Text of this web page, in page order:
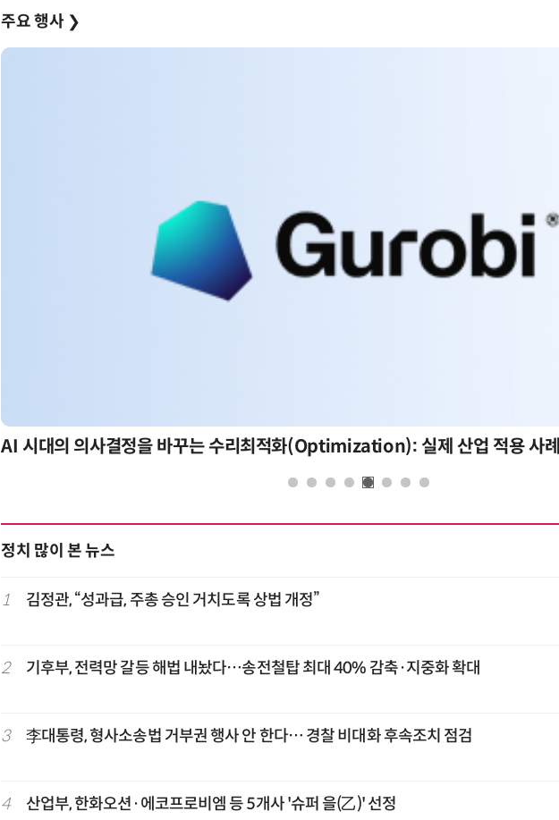
주요 행사 ❯
AI 시대의 의사결정을 바꾸는 수리최적화(Optimization): 실제 산업 적용 사
정치 많이 본 뉴스
1 김정관, “성과급, 주총 승인 거치도록 상법 개정”
2 기후부, 전력망 갈등 해법 내놨다…송전철탑 최대 40% 감축·지중화 확대
3 李대통령, 형사소송법 거부권 행사 안 한다… 경찰 비대화 후속조치 점검
4 산업부, 한화오션·에코프로비엠 등 5개사 '슈퍼 을(乙)' 선정